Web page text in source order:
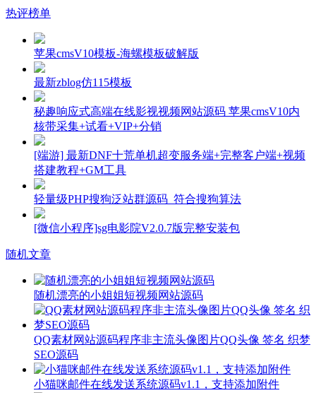
热评榜单
苹果cmsV10模板-海螺模板破解版
最新zblog仿115模板
秘趣响应式高端在线影视视频网站源码 苹果cmsV10内
核带采集+试看+VIP+分销
[端游] 最新DNF十荒单机超变服务端+完整客户端+视频
搭建教程+GM工具
轻量级PHP搜狗泛站群源码_符合搜狗算法
[微信小程序]sg电影院V2.0.7版完整安装包
随机文章
随机漂亮的小姐姐短视频网站源码
QQ素材网站源码程序非主流头像图片QQ头像 签名 织梦
SEO源码
小猫咪邮件在线发送系统源码v1.1，支持添加附件